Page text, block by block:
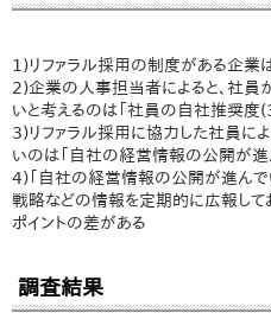
1)リファラル採用の制度がある企業
2)企業の人事担当者によると、社
いと考えるのは「社員の自社推奨度
3)リファラル採用に協力した社員に
いのは「自社の経営情報の公開が
4)「自社の経営情報の公開が進んで
戦略などの情報を定期的に広報して
ポイントの差がある
調査結果